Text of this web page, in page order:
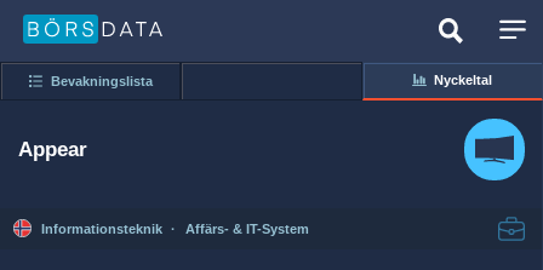
Bevakningslista Nyckeltal
Appear
Informationsteknik · Affärs- & IT-System